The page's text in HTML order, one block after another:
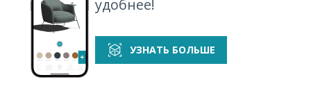
удобнее!
УЗНАТЬ БОЛЬШЕ